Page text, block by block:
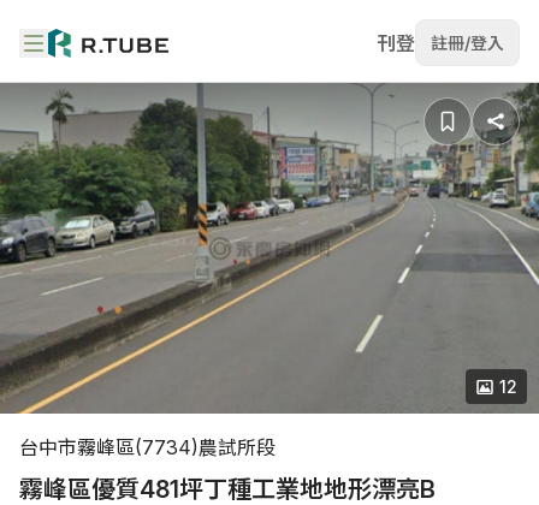
刊登 註冊/登入
台中市霧峰區(7734)農試所段
霧峰區優質481坪丁種工業地地形漂亮B
12